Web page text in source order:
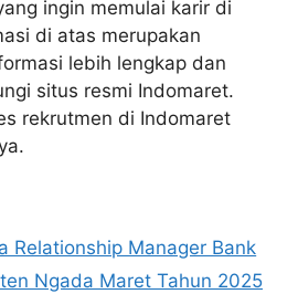
ingin memulai karir di
di atas merupakan
lebih lengkap dan
situs resmi Indomaret.
rekrutmen di Indomaret
Relationship Manager Bank
Ngada Maret Tahun 2025